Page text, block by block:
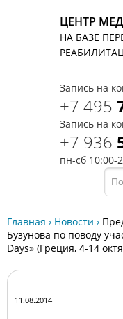
ЦЕНТР
НА БАЗЕ
Запись на
+7 495
Запись на
+7 936
пн-сб 10:00-
Главная › Новости ›
Бузунова по поводу
Days» (Греция, 4-14
11.08.2014